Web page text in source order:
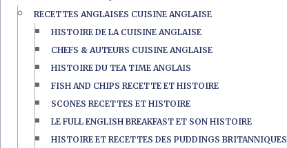
RECETTES ANGLAISES CUISINE ANGLAISE
HISTOIRE DE LA CUISINE ANGLAISE
CHEFS & AUTEURS CUISINE ANGLAISE
HISTOIRE DU TEA TIME ANGLAIS
FISH AND CHIPS RECETTE ET HISTOIRE
SCONES RECETTES ET HISTOIRE
LE FULL ENGLISH BREAKFAST ET SON HISTOIRE
HISTOIRE ET RECETTES DES PUDDINGS BRITANNIQUES